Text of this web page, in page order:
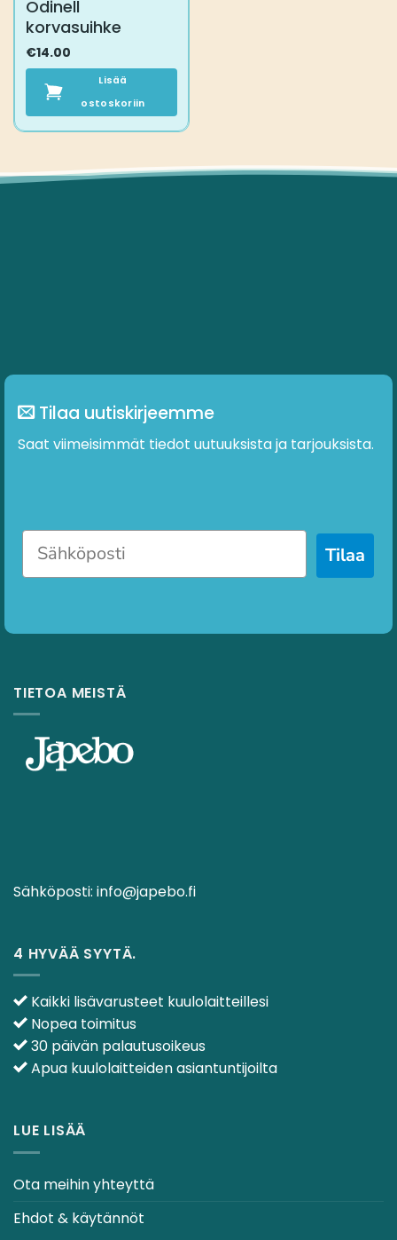
Odinell
korvasuihke
€14.00
Lisää
ostoskoriin
Tilaa uutiskirjeemme
Saat viimeisimmät tiedot uutuuksista ja tarjouksista.
Tilaa
TIETOA MEISTÄ
Sähköposti: info@japebo.fi
4 HYVÄÄ SYYTÄ.
Kaikki lisävarusteet kuulolaitteillesi
Nopea toimitus
30 päivän palautusoikeus
Apua kuulolaitteiden asiantuntijoilta
LUE LISÄÄ
Ota meihin yhteyttä
Ehdot & käytännöt